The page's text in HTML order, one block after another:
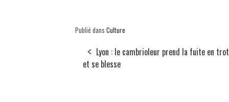
Publié dans Culture
Lyon : le cambrioleur prend la fuite en
et se blesse